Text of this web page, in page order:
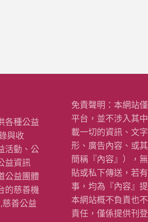
各種公益
與收
活動、公
益資訊
公益團體
的慈善機
慈善公益
免責聲明：本網站
平台，並不涉入其
載一切的資訊、文
形、廣告內容、或
簡稱『內容』），
貼或私下傳送，若
事，均為『內容』
本網站概不負責也
責任，僅係提供刊